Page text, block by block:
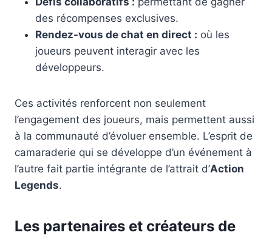
des récompenses exclusives.
Rendez-vous de chat en direct : où les
joueurs peuvent interagir avec les
développeurs.
Ces activités renforcent non seulement
l’engagement des joueurs, mais permettent aussi
à la communauté d’évoluer ensemble. L’esprit de
camaraderie qui se développe d’un événement à
l’autre fait partie intégrante de l’attrait d’Action
Legends.
Les partenaires et créateurs de